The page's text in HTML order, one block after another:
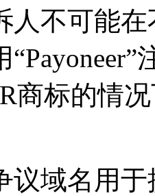
人不可能
商标的情
议域名用